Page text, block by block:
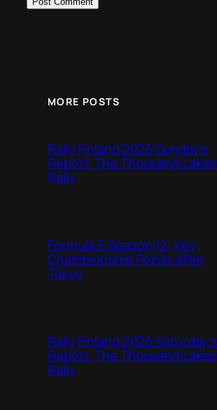
MORE POSTS
Rally Finland 2026 Sunday’s
Report, The Thousand Lakes
Rally
Formula E Season 12: Key
Championship Points after
Tokyo
Rally Finland 2026 Saturday’s
Report, The Thousand Lakes
Rally